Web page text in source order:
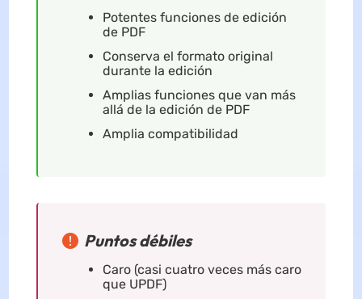
Potentes funciones de edición
de PDF
Conserva el formato original
durante la edición
Amplias funciones que van más
allá de la edición de PDF
Amplia compatibilidad
Puntos débiles
Caro (casi cuatro veces más caro
que UPDF)